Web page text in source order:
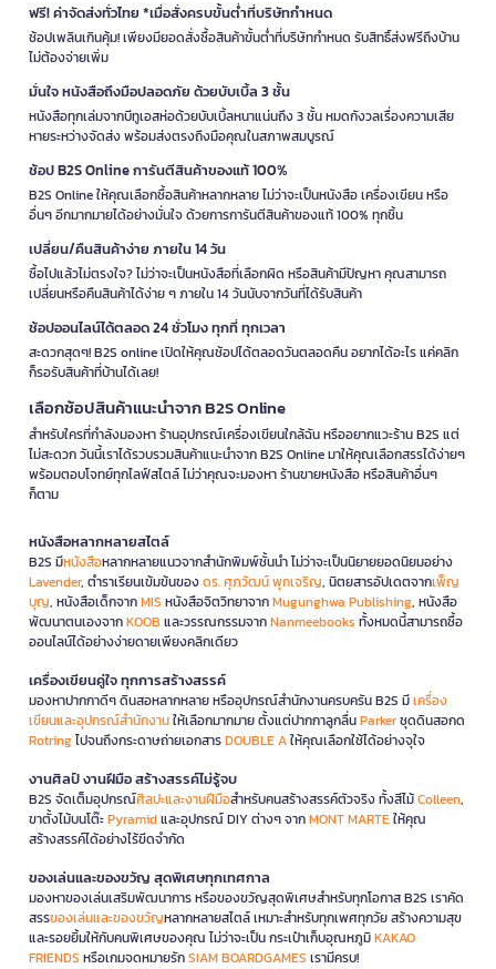
ฟรี! ค่าจัดส่งทั่วไทย *เมื่อสั่งครบขั้นต่ำที่บริษัทกำหนด
ช้อปเพลินเกินคุ้ม! เพียงมียอดสั่งซื้อสินค้าขั้นต่ำที่บริษัทกำหนด รับสิทธิ์ส่งฟรีถึงบ้าน
ไม่ต้องจ่ายเพิ่ม
มั่นใจ หนังสือถึงมือปลอดภัย ด้วยบับเบิ้ล 3 ชั้น
หนังสือทุกเล่มจากบีทูเอสห่อด้วยบับเบิ้ลหนาแน่นถึง 3 ชั้น หมดกังวลเรื่องความเสีย
หายระหว่างจัดส่ง พร้อมส่งตรงถึงมือคุณในสภาพสมบูรณ์
ช้อป B2S Online การันตีสินค้าของแท้ 100%
B2S Online ให้คุณเลือกซื้อสินค้าหลากหลาย ไม่ว่าจะเป็นหนังสือ เครื่องเขียน หรือ
อื่นๆ อีกมากมายได้อย่างมั่นใจ ด้วยการการันตีสินค้าของแท้ 100% ทุกชิ้น
เปลี่ยน/คืนสินค้าง่าย ภายใน 14 วัน
ซื้อไปแล้วไม่ตรงใจ? ไม่ว่าจะเป็นหนังสือที่เลือกผิด หรือสินค้ามีปัญหา คุณสามารถ
เปลี่ยนหรือคืนสินค้าได้ง่าย ๆ ภายใน 14 วันนับจากวันที่ได้รับสินค้า
ช้อปออนไลน์ได้ตลอด 24 ชั่วโมง ทุกที่ ทุกเวลา
สะดวกสุดๆ! B2S online เปิดให้คุณช้อปได้ตลอดวันตลอดคืน อยากได้อะไร แค่คลิก
ก็รอรับสินค้าที่บ้านได้เลย!
เลือกช้อปสินค้าแนะนำจาก B2S Online
สำหรับใครที่กำลังมองหา ร้านอุปกรณ์เครื่องเขียนใกล้ฉัน หรืออยากแวะร้าน B2S แต่
ไม่สะดวก วันนี้เราได้รวบรวมสินค้าแนะนำจาก B2S Online มาให้คุณเลือกสรรได้ง่ายๆ
พร้อมตอบโจทย์ทุกไลฟ์สไตล์ ไม่ว่าคุณจะมองหา ร้านขายหนังสือ หรือสินค้าอื่นๆ
ก็ตาม
หนังสือหลากหลายสไตล์
B2S มีหนังสือหลากหลายแนวจากสำนักพิมพ์ชั้นนำ ไม่ว่าจะเป็นนิยายยอดนิยมอย่าง
Lavender, ตำราเรียนเข้มข้นของดร. ศุภวัฒน์ พุกเจริญ, นิตยสารอัปเดตจากเพ็ญ
บุญ, หนังสือเด็กจากMIS หนังสือจิตวิทยาจากMugunghwa Publishing, หนังสือ
พัฒนาตนเองจากKOOB และวรรณกรรมจากNanmeebooks ทั้งหมดนี้สามารถซื้อ
ออนไลน์ได้อย่างง่ายดายเพียงคลิกเดียว
เครื่องเขียนคู่ใจ ทุกการสร้างสรรค์
มองหาปากกาดีๆ ดินสอหลากหลาย หรืออุปกรณ์สำนักงานครบครัน B2S มีเครื่อง
เขียนและอุปกรณ์สำนักงานให้เลือกมากมาย ตั้งแต่ปากกาลูกลื่นParkerชุดดินสอกด
Rotringไปจนถึงกระดาษถ่ายเอกสารDOUBLE Aให้คุณเลือกใช้ได้อย่างจุใจ
งานศิลป์ งานฝีมือ สร้างสรรค์ไม่รู้จบ
B2S จัดเต็มอุปกรณ์ศิลปะและงานฝีมือสำหรับคนสร้างสรรค์ตัวจริง ทั้งสีไม้Colleen,
ขาตั้งไม้บนโต๊ะPyramidและอุปกรณ์ DIY ต่างๆ จากMONT MARTEให้คุณ
สร้างสรรค์ได้อย่างไร้ขีดจำกัด
ของเล่นและของขวัญ สุดพิเศษทุกเทศกาล
มองหาของเล่นเสริมพัฒนาการ หรือของขวัญสุดพิเศษสำหรับทุกโอกาส B2S เราคัด
สรรของเล่นและของขวัญหลากหลายสไตล์ เหมาะสำหรับทุกเพศทุกวัย สร้างความสุข
และรอยยิ้มให้กับคนพิเศษของคุณ ไม่ว่าจะเป็น กระเป๋าเก็บอุณหภูมิKAKAO
FRIENDS หรือเกมจดหมายรักSIAM BOARDGAMES เรามีครบ!